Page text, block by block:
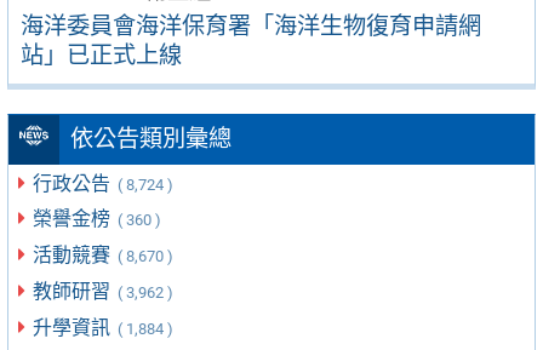
海洋委員會海洋保育署「海洋生物復育申請網
站」已正式上線
依公告類別彙總
行政公告 ( 8,724 )
榮譽金榜 ( 360 )
活動競賽 ( 8,670 )
教師研習 ( 3,962 )
升學資訊 ( 1,884 )